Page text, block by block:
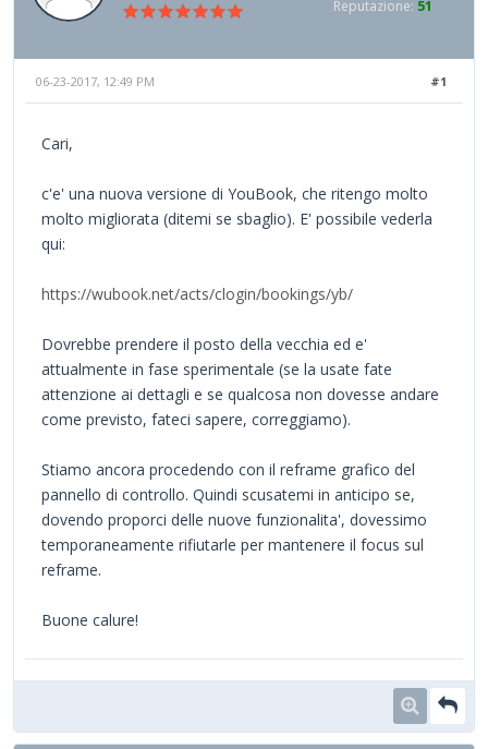
Reputazione: 51
#1
06-23-2017, 12:49 PM
Cari,
c'e' una nuova versione di YouBook, che ritengo molto
molto migliorata (ditemi se sbaglio). E' possibile vederla
qui:
https://wubook.net/acts/clogin/bookings/yb/
Dovrebbe prendere il posto della vecchia ed e'
attualmente in fase sperimentale (se la usate fate
attenzione ai dettagli e se qualcosa non dovesse andare
come previsto, fateci sapere, correggiamo).
Stiamo ancora procedendo con il reframe grafico del
pannello di controllo. Quindi scusatemi in anticipo se,
dovendo proporci delle nuove funzionalita', dovessimo
temporaneamente rifiutarle per mantenere il focus sul
reframe.
Buone calure!